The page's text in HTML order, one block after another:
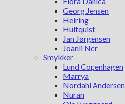
Georg Jensen
Heiring
Hultquist
Jan Jørgensen
Joanli Nor
Smykker
Lund Copenhagen
Marrya
Nordahl Andersen
Nuran